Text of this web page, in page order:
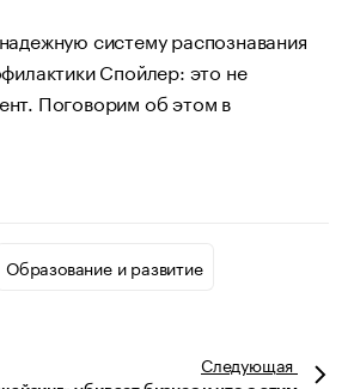
систему распознавания
Спойлер: это не
Поговорим об этом в
Образование и развитие
Следующая